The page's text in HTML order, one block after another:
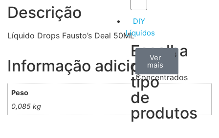
DIY
Líquidos
Escolha
por
tipo
de
produtos
Aromas
Concentrados
Ver
todos
Bases
Ver
mais
Accesorios
Ver
mais
Descrição
Líquido Drops Fausto’s Deal 50ML
Informação adicional
Peso
0,085 kg